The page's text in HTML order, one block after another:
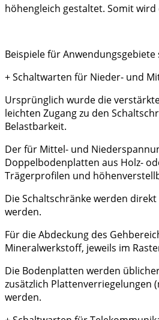
höhengleich gestaltet. Somit
Beispiele für Anwendungsgebiete
+Schaltwarten für Nieder- und
Ursprünglich wurde die
leichten Zugang zu den
Belastbarkeit.
Der für Mittel- und
Doppelbodenplatten aus Holz-
Trägerprofilen und
Die Schaltschränke werden
werden.
Für die Abdeckung des
Mineralwerkstoff, jeweils im
Die Bodenplatten werden
zusätzlich Plattenverriegelungen
werden.